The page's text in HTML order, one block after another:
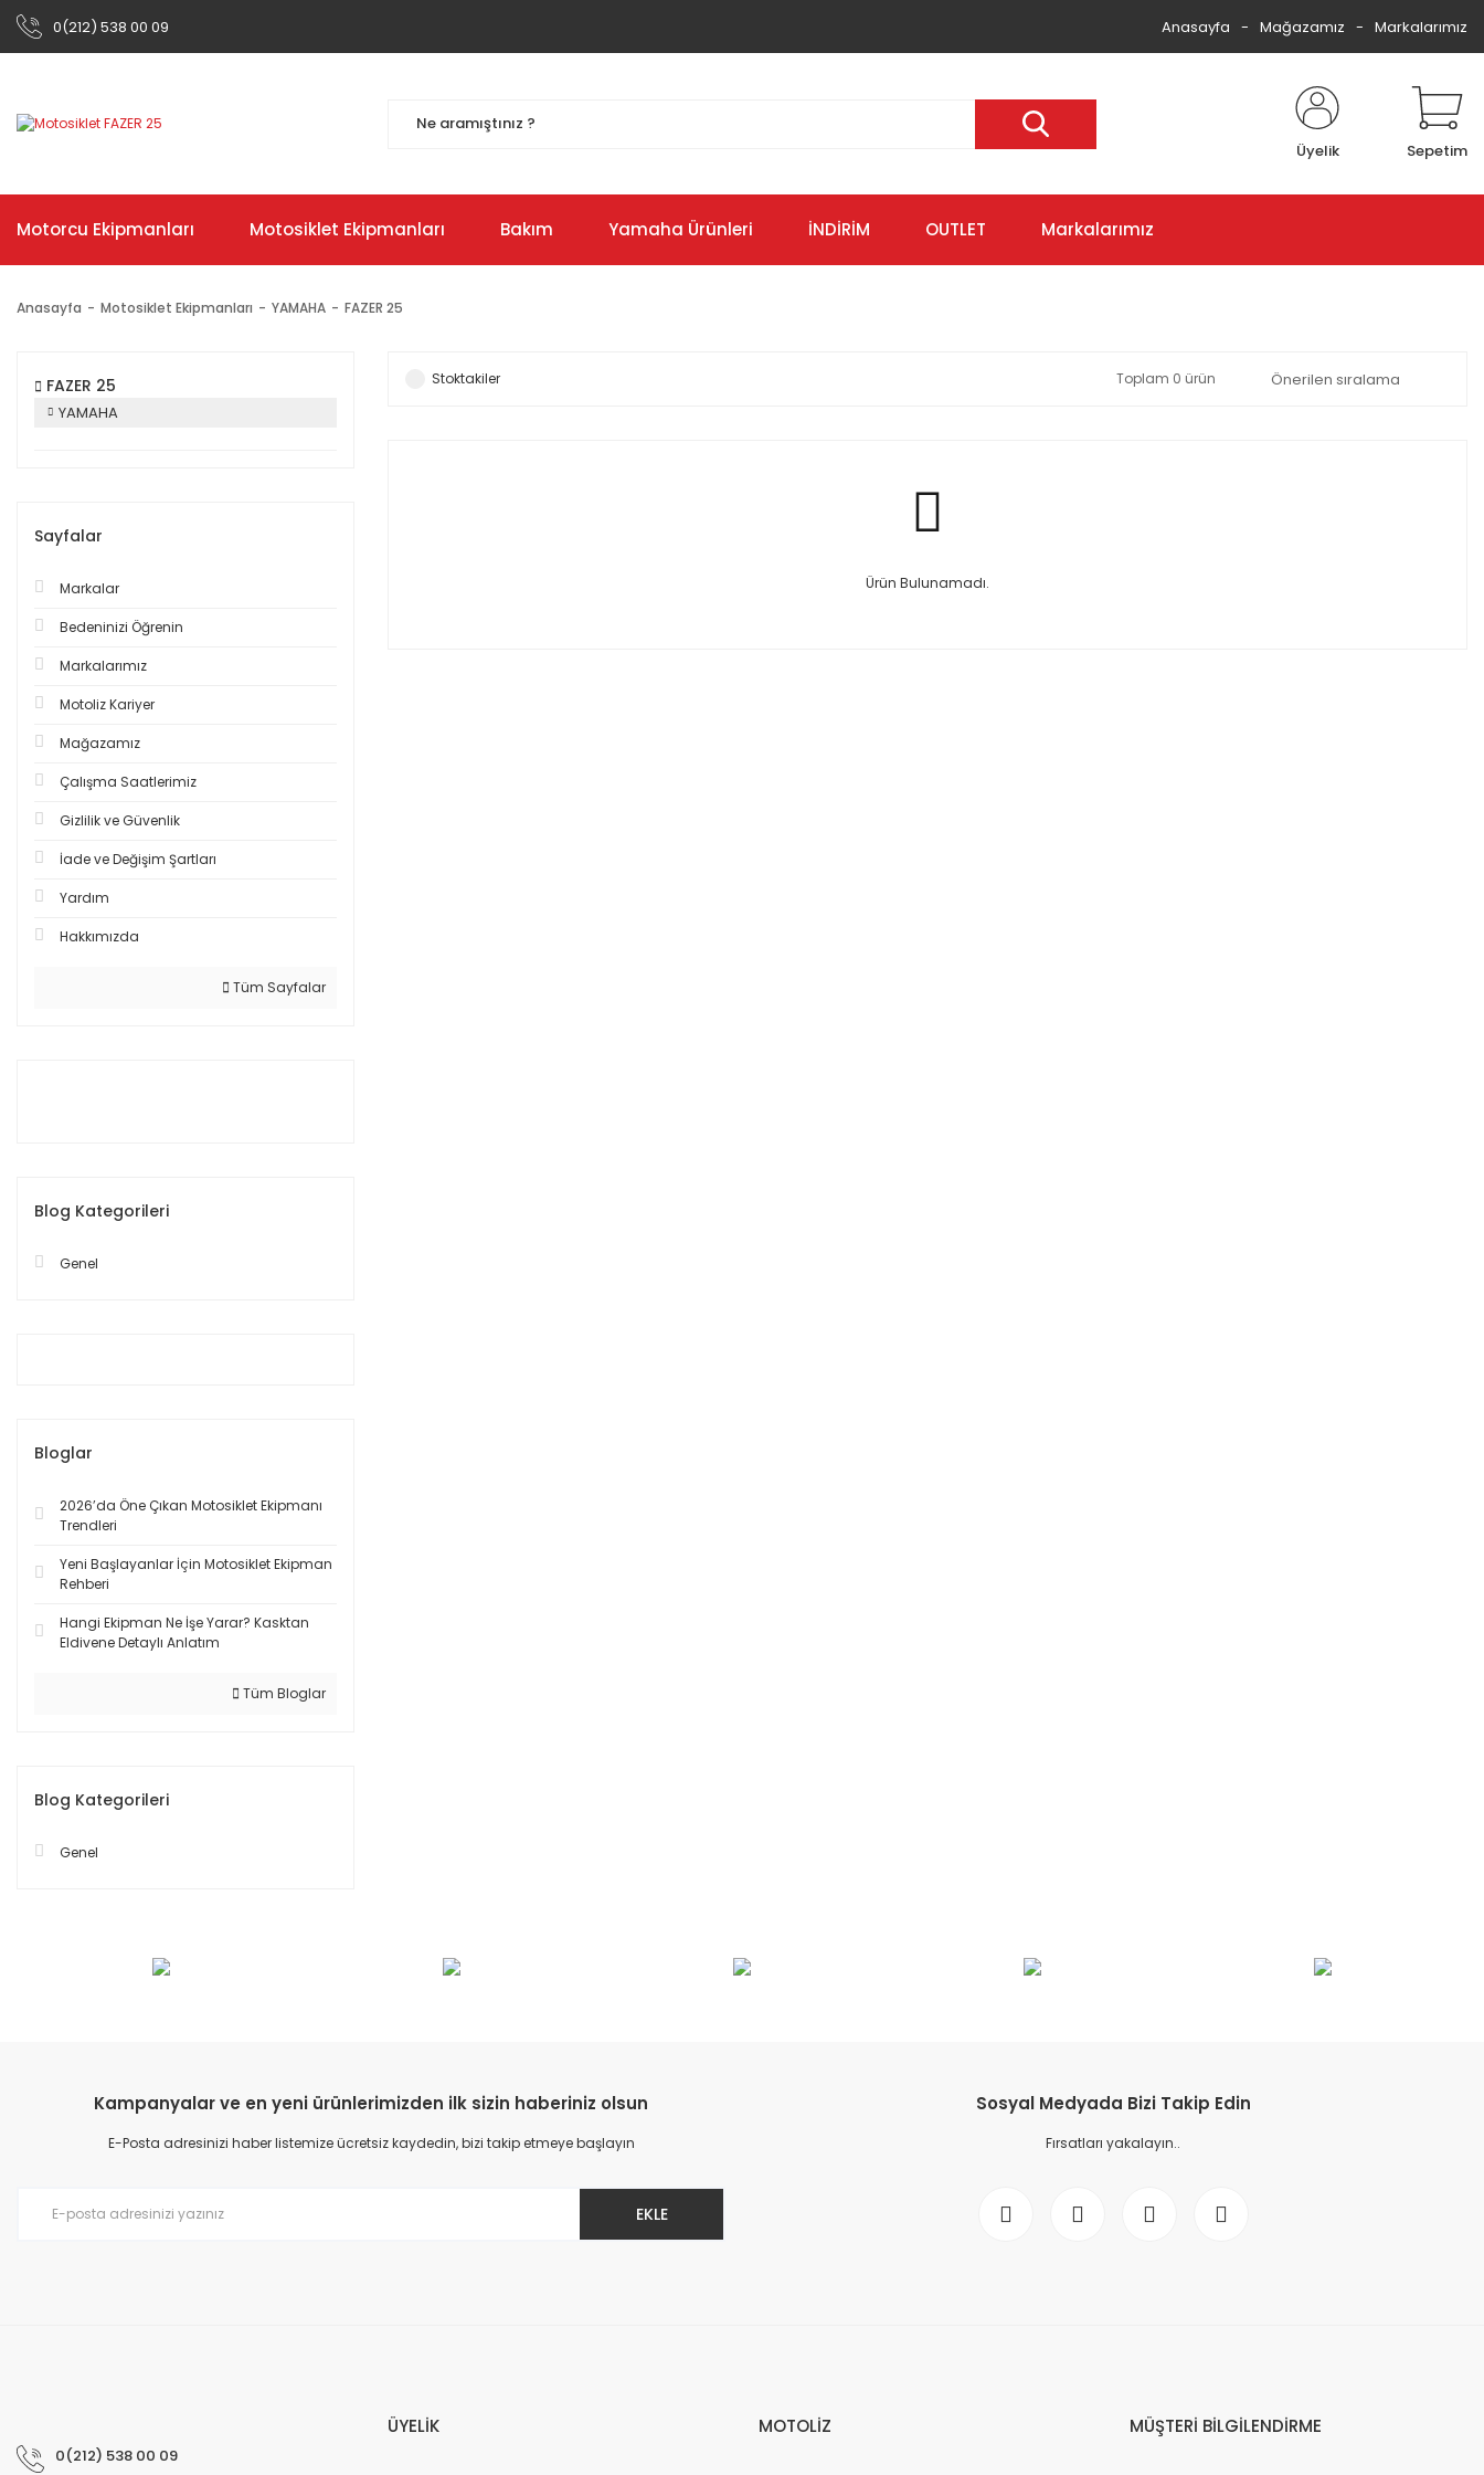
0(212) 538 00 09 Anasayfa Mağazamız Markalarımız
Üyelik Sepetim
Motorcu Ekipmanları Motosiklet Ekipmanları Bakım Yamaha Ürünleri İNDİRİM OUTLET Markalarımız
Anasayfa Motosiklet Ekipmanları YAMAHA FAZER 25
FAZER 25
YAMAHA
Sayfalar
Markalar
Bedeninizi Öğrenin
Markalarımız
Motoliz Kariyer
Mağazamız
Çalışma Saatlerimiz
Gizlilik ve Güvenlik
İade ve Değişim Şartları
Yardım
Hakkımızda
Tüm Sayfalar
Blog Kategorileri
Genel
Bloglar
2026’da Öne Çıkan Motosiklet Ekipmanı
Trendleri
Yeni Başlayanlar İçin Motosiklet Ekipman
Rehberi
Hangi Ekipman Ne İşe Yarar? Kasktan
Eldivene Detaylı Anlatım
Tüm Bloglar
Blog Kategorileri
Genel
Stoktakiler Toplam 0 ürün
Ürün Bulunamadı.
Kampanyalar ve en yeni ürünlerimizden ilk sizin haberiniz olsun
E-Posta adresinizi haber listemize ücretsiz kaydedin, bizi takip etmeye başlayın
EKLE
Sosyal Medyada Bizi Takip Edin
Fırsatları yakalayın..
0(212) 538 00 09
ÜYELİK MOTOLİZ MÜŞTERİ BİLGİLENDİRME